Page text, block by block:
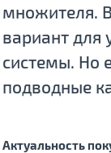
множителя.
вариант для
системы. Но
подводные
Актуальность